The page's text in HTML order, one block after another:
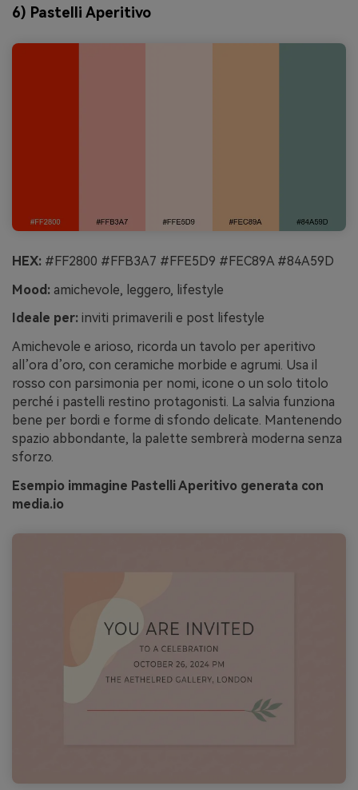
6) Pastelli Aperitivo
HEX: #FF2800 #FFB3A7 #FFE5D9 #FEC89A #84A59D
Mood: amichevole, leggero, lifestyle
Ideale per: inviti primaverili e post lifestyle
Amichevole e arioso, ricorda un tavolo per aperitivo
all’ora d’oro, con ceramiche morbide e agrumi. Usa il
rosso con parsimonia per nomi, icone o un solo titolo
perché i pastelli restino protagonisti. La salvia funziona
bene per bordi e forme di sfondo delicate. Mantenendo
spazio abbondante, la palette sembrerà moderna senza
sforzo.
Esempio immagine Pastelli Aperitivo generata con
media.io